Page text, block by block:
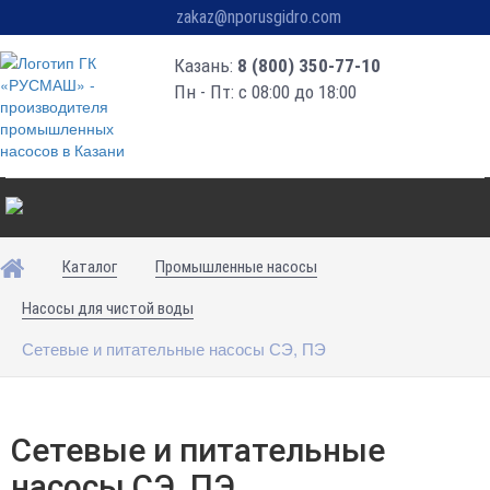
zakaz@nporusgidro.com
Казань: 8 (800) 350-77-10
Пн - Пт: с 08:00 до 18:00
Каталог Промышленные насосы
Насосы для чистой воды
Сетевые и питательные насосы СЭ, ПЭ
Сетевые и питательные